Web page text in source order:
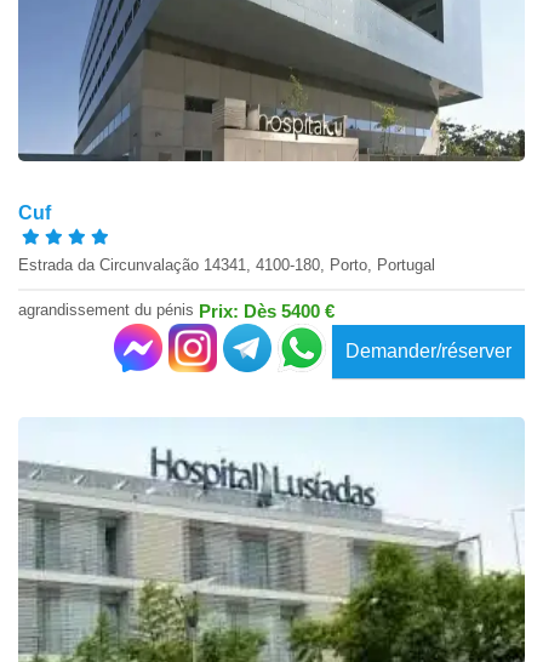
Cuf
Estrada da Circunvalação 14341, 4100-180, Porto, Portugal
agrandissement du pénis Prix: Dès 5400 €
Demander/réserver